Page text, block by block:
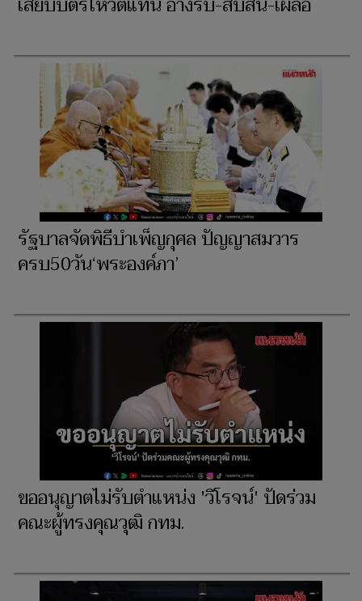
รัฐบาลจัดพิธีบำเพ็ญกุศล ปัญญาสมวาร
ครบ50วัน‘พระองค์ภา’
ขออนุญาตไม่รับตำแหน่ง 'วิโรจน์' ปัดร่วม
คณะผู้ทรงคุณวุฒิ กทม.